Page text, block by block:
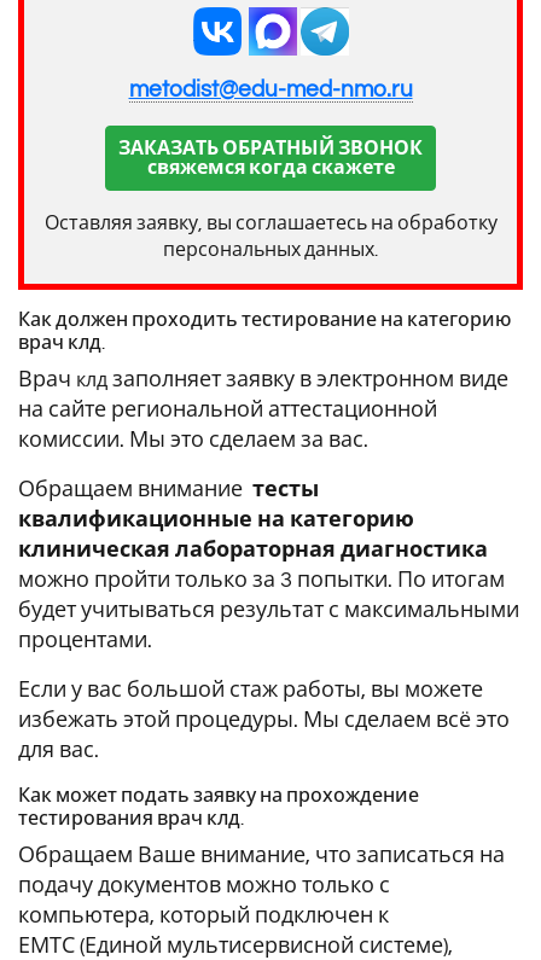
metodist@edu-med-nmo.ru
ЗАКАЗАТЬ ОБРАТНЫЙ ЗВОНОК
свяжемся когда скажете
Оставляя заявку, вы соглашаетесь на обработку
персональных данных.
Как должен проходить тестирование на категорию
врач клд.
Врач клд заполняет заявку в электронном виде
на сайте региональной аттестационной
комиссии. Мы это сделаем за вас.
Обращаем внимание тесты
квалификационные на категорию
клиническая лабораторная диагностика
можно пройти только за 3 попытки. По итогам
будет учитываться результат с максимальными
процентами.
Если у вас большой стаж работы, вы можете
избежать этой процедуры. Мы сделаем всё это
для вас.
Как может подать заявку на прохождение
тестирования врач клд.
Обращаем Ваше внимание, что записаться на
подачу документов можно только с
компьютера, который подключен к
ЕМТС (Единой мультисервисной системе),